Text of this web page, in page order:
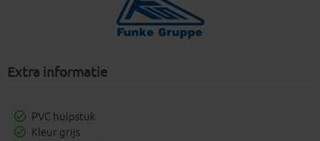
Extra informatie
PVC hulpstuk
Kleur grijs